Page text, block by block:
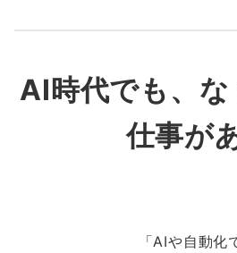
AI時代でも、
仕事が
「AIや自動化